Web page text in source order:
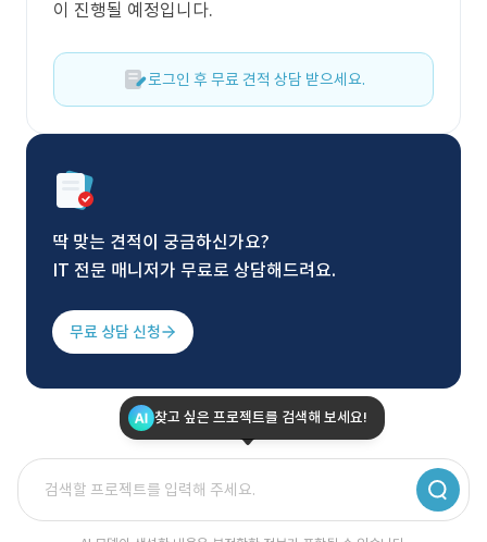
이 진행될 예정입니다.
로그인 후 무료 견적 상담 받으세요.
딱 맞는 견적이 궁금하신가요?
IT 전문 매니저가 무료로 상담해드려요.
무료 상담 신청
찾고 싶은 프로젝트를 검색해 보세요!